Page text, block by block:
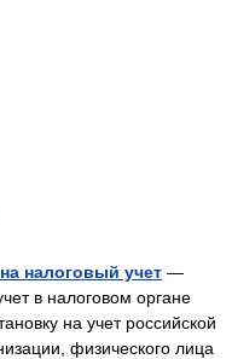
налоговый учет —
в налоговом органе
на учет российской
физического лица